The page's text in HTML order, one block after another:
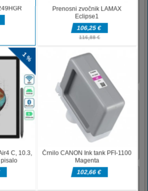
Night Time Cars Jigsaw
Night Time Cars Jigsaw is a free online game
from genre of puzzle and jigsaw games. You
can select one of the 12 images and then select
one of the three modes: easy with 25 pieces,
medium with 49 pieces and hard with 100
pieces. Have fun and enjoy!Use the mouse to
Giant Attack
Sprostite moč, premagajte velikane in se
razvijajte v igri Giant Attack - kjer je vsaka
Parkirišče odblokirano